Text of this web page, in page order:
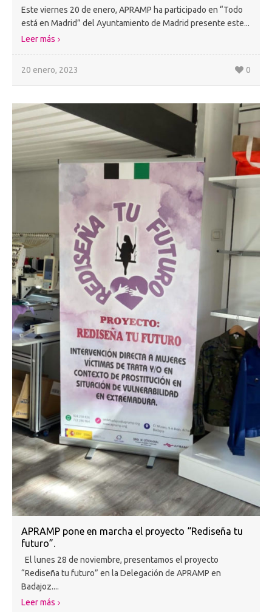
Este viernes 20 de enero, APRAMP ha participado en “Todo
está en Madrid” del Ayuntamiento de Madrid presente este...
Leer más
20 enero, 2023 0
APRAMP pone en marcha el proyecto “Rediseña tu
futuro”.
El lunes 28 de noviembre, presentamos el proyecto
“Rediseña tu futuro” en la Delegación de APRAMP en
Badajoz....
Leer más